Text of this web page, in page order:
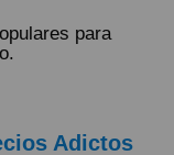
para
Adictos